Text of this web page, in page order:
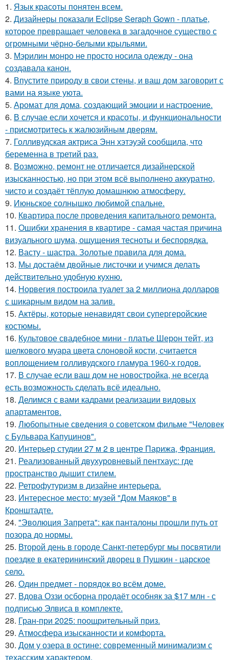
1. Язык красоты понятен всем.
2. Дизайнеры показали Eclipse Seraph Gown - платье,
которое превращает человека в загадочное существо с
огромными чёрно-белыми крыльями.
3. Мэрилин монро не просто носила одежду - она
создавала канон.
4. Впустите природу в свои стены, и ваш дом заговорит с
вами на языке уюта.
5. Аромат для дома, создающий эмоции и настроение.
6. В случае если хочется и красоты, и функциональности
- присмотритесь к жалюзийным дверям.
7. Голливудская актриса Энн хэтэуэй сообщила, что
беременна в третий раз.
8. Возможно, ремонт не отличается дизайнерской
изысканностью, но при этом всё выполнено аккуратно,
чисто и создаёт тёплую домашнюю атмосферу.
9. Июньское солнышко любимой спальне.
10. Квартира после проведения капитального ремонта.
11. Ошибки хранения в квартире - самая частая причина
визуального шума, ощущения тесноты и беспорядка.
12. Васту - шастра. Золотые правила для дома.
13. Мы достаём двойные листочки и учимся делать
действительно удобную кухню.
14. Норвегия построила туалет за 2 миллиона долларов
с шикарным видом на залив.
15. Актёры, которые ненавидят свои супергеройские
костюмы.
16. Культовое свадебное мини - платье Шерон тейт, из
шелкового муара цвета слоновой кости, считается
воплощением голливудского гламура 1960-х годов.
17. В случае если ваш дом не новостройка, не всегда
есть возможность сделать всё идеально.
18. Делимся с вами кадрами реализации видовых
апартаментов.
19. Любопытные сведения о советском фильме "Человек
с Бульвара Капуцинов".
20. Интерьер студии 27 м 2 в центре Парижа, Франция.
21. Реализованный двухуровневый пентхаус: где
пространство дышит стилем.
22. Ретрофутуризм в дизайне интерьера.
23. Интересное место: музей "Дом Маяков" в
Кронштадте.
24. "Эволюция Запрета": как панталоны прошли путь от
позора до нормы.
25. Второй день в городе Санкт-петербург мы посвятили
поездке в екатерининский дворец в Пушкин - царское
село.
26. Один предмет - порядок во всём доме.
27. Вдова Оззи осборна продаёт особняк за $17 млн - с
подписью Элвиса в комплекте.
28. Гран-при 2025: поощрительный приз.
29. Атмосфера изысканности и комфорта.
30. Дом у озера в остине: современный минимализм с
техасским характером.